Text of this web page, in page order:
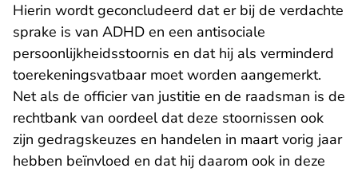
Hierin wordt geconcludeerd dat er bij de verdachte
sprake is van ADHD en een antisociale
persoonlijkheidsstoornis en dat hij als verminderd
toerekeningsvatbaar moet worden aangemerkt.
Net als de officier van justitie en de raadsman is de
rechtbank van oordeel dat deze stoornissen ook
zijn gedragskeuzes en handelen in maart vorig jaar
hebben beïnvloed en dat hij daarom ook in deze